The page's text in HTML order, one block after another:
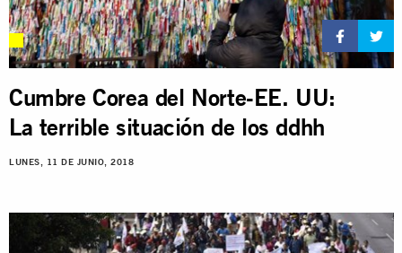
Cumbre Corea del Norte-EE. UU:
La terrible situación de los ddhh
LUNES, 11 DE JUNIO, 2018